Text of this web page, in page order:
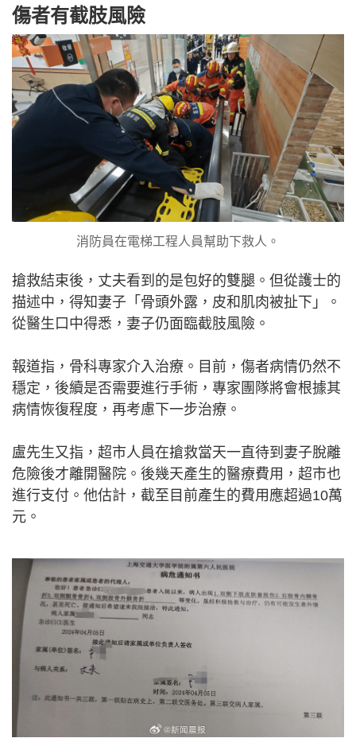
傷者有截肢風險
消防員在電梯工程人員幫助下救人。
搶救結束後，丈夫看到的是包好的雙腿。但從護士的
描述中，得知妻子「骨頭外露，皮和肌肉被扯下」。
從醫生口中得悉，妻子仍面臨截肢風險。
報道指，骨科專家介入治療。目前，傷者病情仍然不
穩定，後續是否需要進行手術，專家團隊將會根據其
病情恢復程度，再考慮下一步治療。
盧先生又指，超市人員在搶救當天一直待到妻子脫離
危險後才離開醫院。後幾天產生的醫療費用，超市也
進行支付。他估計，截至目前產生的費用應超過10萬
元。